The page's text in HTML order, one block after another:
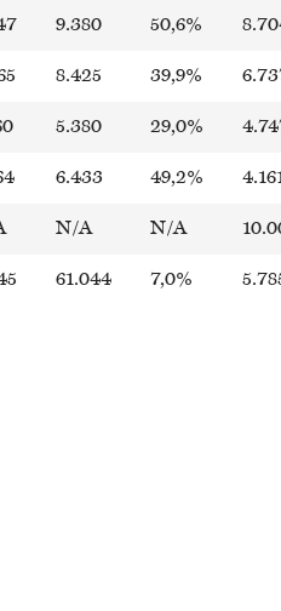
9.380 50,6%
8.425 39,9%
5.380 29,0%
6.433 49,2%
N/A N/A
61.044 7,0%